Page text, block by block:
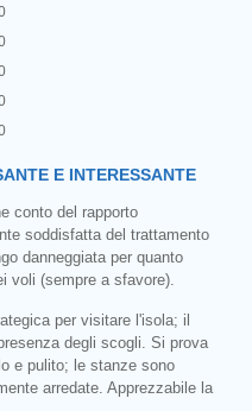
E INTERESSANTE
conto del rapporto
soddisfatta del trattamento
danneggiata per quanto
voli (sempre a sfavore).
per visitare l'isola; il
degli scogli. Si prova
e pulito; le stanze sono
arredate. Apprezzabile la